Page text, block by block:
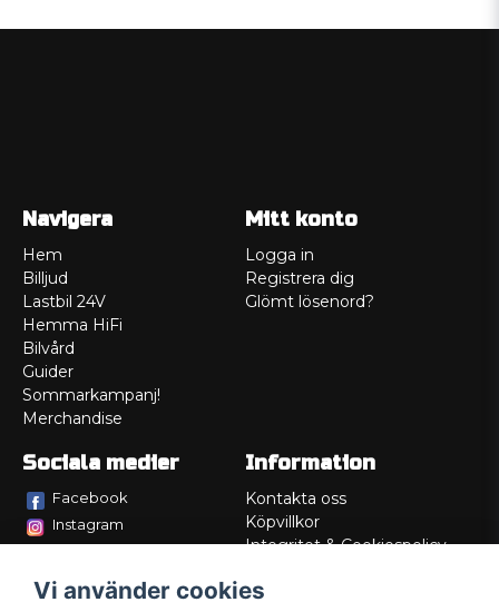
Navigera
Hem
Billjud
Lastbil 24V
Hemma HiFi
Bilvård
Guider
Sommarkampanj!
Merchandise
Mitt konto
Logga in
Registrera dig
Glömt lösenord?
Sociala medier
Facebook
Instagram
Information
Kontakta oss
Köpvillkor
Integritet & Cookiespolicy
Service/Garanti
Vi använder cookies